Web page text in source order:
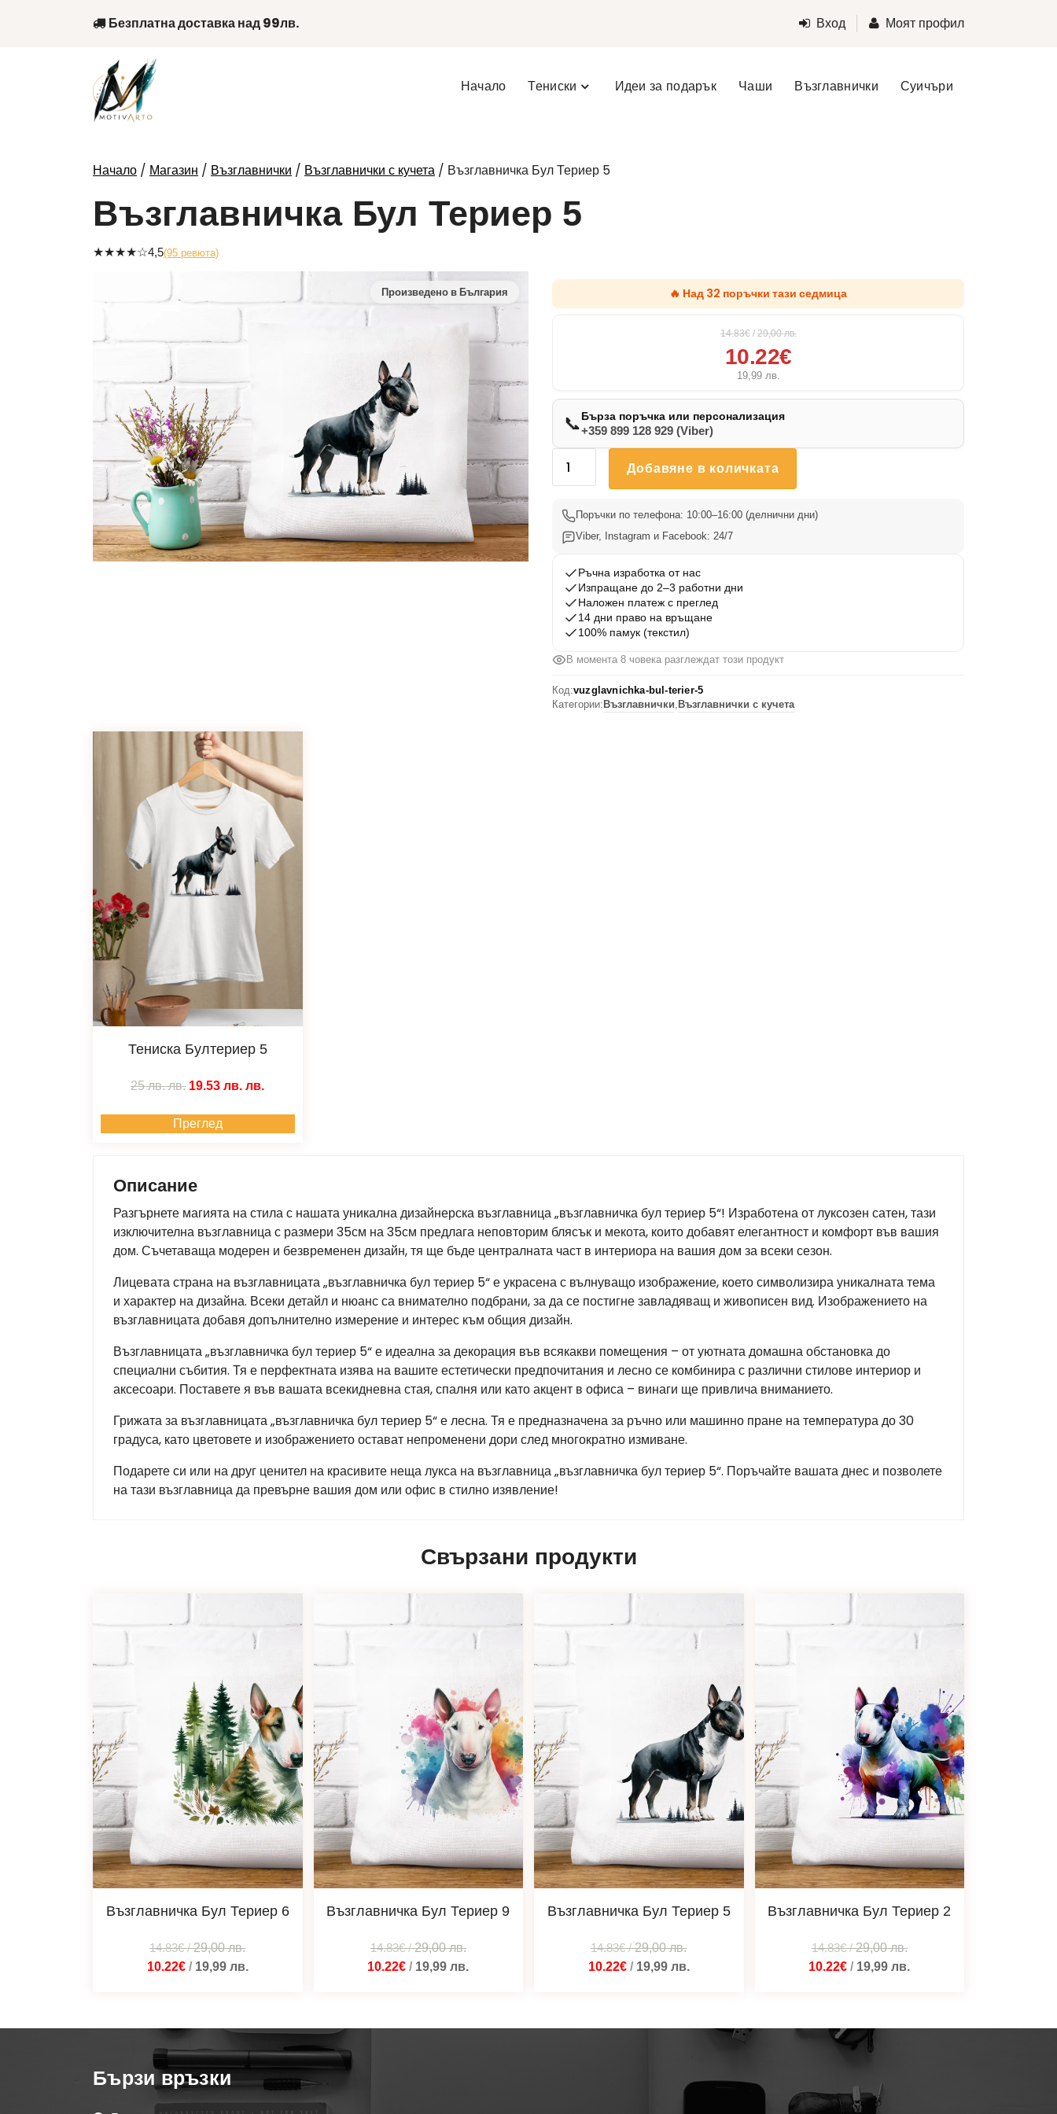
Безплатна доставка над 99лв. Вход Моят профил
Начало Тениски Идеи за подарък Чаши Възглавнички Суичъри
Начало / Магазин / Възглавнички / Възглавнички с кучета / Възглавничка Бул Териер 5
Възглавничка Бул Териер 5
★★★★☆4,5(95 ревюта)
🔥 Над 32 поръчки тази седмица
14.83€ / 29,00лв.
10.22€
19,99 лв.
📞Бърза поръчка или персонализация
+359 899 128 929 (Viber)
количество
Възглавничка
Бул
Териер
Добавяне в количката
Поръчки по телефона: 10:00–16:00 (делнични дни)
Viber, Instagram и Facebook: 24/7
Ръчна изработка от нас
Изпращане до 2–3 работни дни
Наложен платеж с преглед
14 дни право на връщане
100% памук (текстил)
В момента 8 човека разглеждат този продукт
Код:vuzglavnichka-bul-terier-5
Категории: Възглавнички, Възглавнички с кучета
Тениска Бултериер 5
25 лв.лв. 19.53 лв.лв.
Преглед
Описание
Разгърнете магията на стила с нашата уникална дизайнерска възглавница „възглавничка бул териер 5“! Изработена от луксозен сатен, тази
изключителна възглавница с размери 35см на 35см предлага неповторим блясък и мекота, които добавят елегантност и комфорт във вашия
дом. Съчетаваща модерен и безвременен дизайн, тя ще бъде централната част в интериора на вашия дом за всеки сезон.
Лицевата страна на възглавницата „възглавничка бул териер 5“ е украсена с вълнуващо изображение, което символизира уникалната тема
и характер на дизайна. Всеки детайл и нюанс са внимателно подбрани, за да се постигне завладяващ и живописен вид. Изображението на
възглавницата добавя допълнително измерение и интерес към общия дизайн.
Възглавницата „възглавничка бул териер 5“ е идеална за декорация във всякакви помещения – от уютната домашна обстановка до
специални събития. Тя е перфектната изява на вашите естетически предпочитания и лесно се комбинира с различни стилове интериор и
аксесоари. Поставете я във вашата всекидневна стая, спалня или като акцент в офиса – винаги ще привлича вниманието.
Грижата за възглавницата „възглавничка бул териер 5“ е лесна. Тя е предназначена за ръчно или машинно пране на температура до 30
градуса, като цветовете и изображението остават непроменени дори след многократно измиване.
Подарете си или на друг ценител на красивите неща лукса на възглавница „възглавничка бул териер 5“. Поръчайте вашата днес и позволете
на тази възглавница да превърне вашия дом или офис в стилно изявление!
Свързани продукти
Възглавничка Бул Териер 6
14.83€/29,00лв.
10.22€/ 19,99 лв.
Възглавничка Бул Териер 9
14.83€/29,00лв.
10.22€ / 19,99лв.
Възглавничка Бул Териер 5
14.83€/29,00лв.
10.22€/ 19,99 лв.
Възглавничка Бул Териер 2
14.83€/29,00лв.
10.22€ / 19,99лв.
Бързи връзки